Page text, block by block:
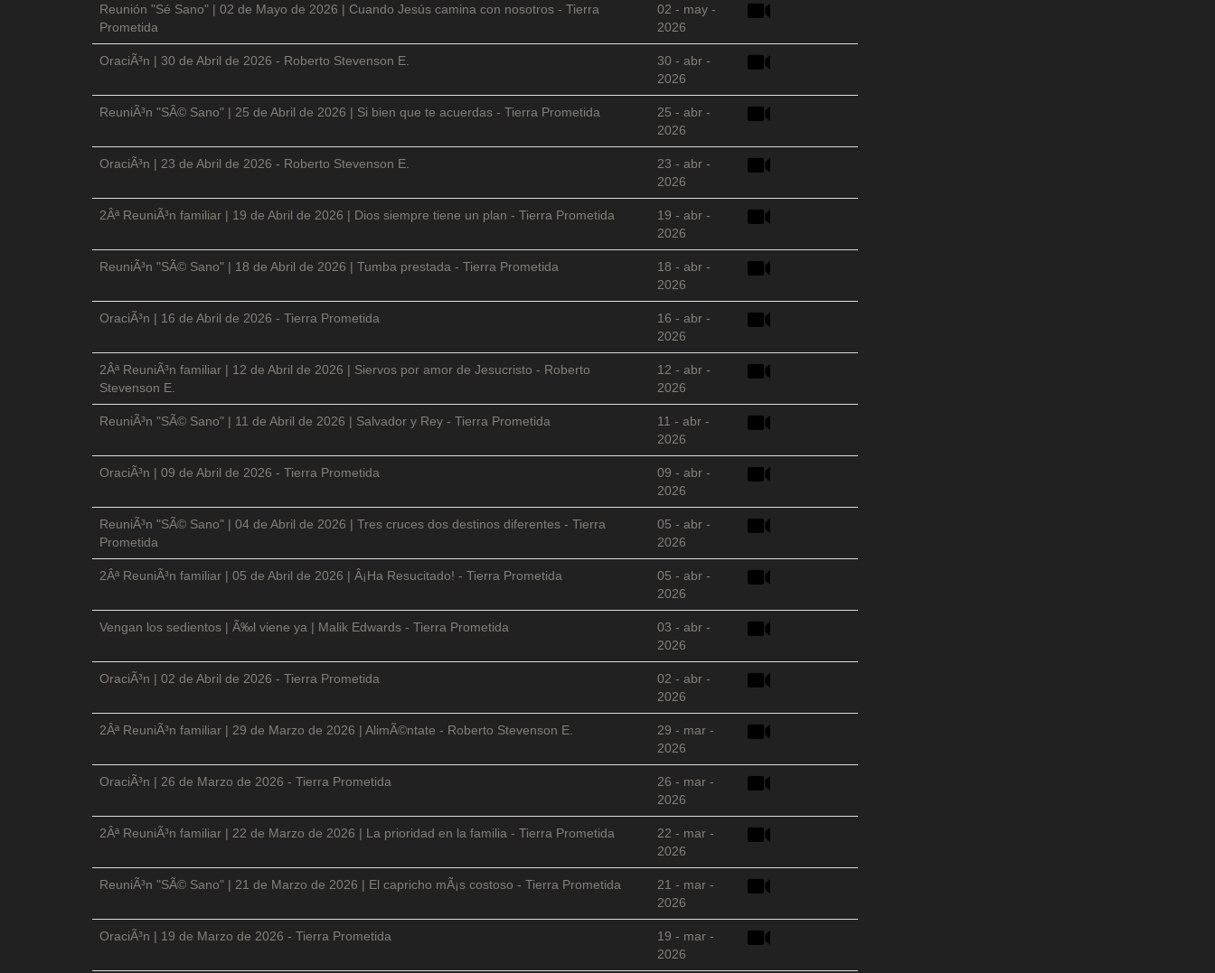
Reunión "Sé Sano" | 02 de Mayo de 2026 | Cuando Jesús camina con nosotros - Tierra
Prometida
02 - may -
2026
OraciÃ³n | 30 de Abril de 2026 - Roberto Stevenson E.
30 - abr -
2026
ReuniÃ³n "SÃ© Sano" | 25 de Abril de 2026 | Si bien que te acuerdas - Tierra Prometida
25 - abr -
2026
OraciÃ³n | 23 de Abril de 2026 - Roberto Stevenson E.
23 - abr -
2026
2Âª ReuniÃ³n familiar | 19 de Abril de 2026 | Dios siempre tiene un plan - Tierra Prometida
19 - abr -
2026
ReuniÃ³n "SÃ© Sano" | 18 de Abril de 2026 | Tumba prestada - Tierra Prometida
18 - abr -
2026
OraciÃ³n | 16 de Abril de 2026 - Tierra Prometida
16 - abr -
2026
2Âª ReuniÃ³n familiar | 12 de Abril de 2026 | Siervos por amor de Jesucristo - Roberto
Stevenson E.
12 - abr -
2026
ReuniÃ³n "SÃ© Sano" | 11 de Abril de 2026 | Salvador y Rey - Tierra Prometida
11 - abr -
2026
OraciÃ³n | 09 de Abril de 2026 - Tierra Prometida
09 - abr -
2026
ReuniÃ³n "SÃ© Sano" | 04 de Abril de 2026 | Tres cruces dos destinos diferentes - Tierra
Prometida
05 - abr -
2026
2Âª ReuniÃ³n familiar | 05 de Abril de 2026 | Â¡Ha Resucitado! - Tierra Prometida
05 - abr -
2026
Vengan los sedientos | Ã‰l viene ya | Malik Edwards - Tierra Prometida
03 - abr -
2026
OraciÃ³n | 02 de Abril de 2026 - Tierra Prometida
02 - abr -
2026
2Âª ReuniÃ³n familiar | 29 de Marzo de 2026 | AlimÃ©ntate - Roberto Stevenson E.
29 - mar -
2026
OraciÃ³n | 26 de Marzo de 2026 - Tierra Prometida
26 - mar -
2026
2Âª ReuniÃ³n familiar | 22 de Marzo de 2026 | La prioridad en la familia - Tierra Prometida
22 - mar -
2026
ReuniÃ³n "SÃ© Sano" | 21 de Marzo de 2026 | El capricho mÃ¡s costoso - Tierra Prometida
21 - mar -
2026
OraciÃ³n | 19 de Marzo de 2026 - Tierra Prometida
19 - mar -
2026